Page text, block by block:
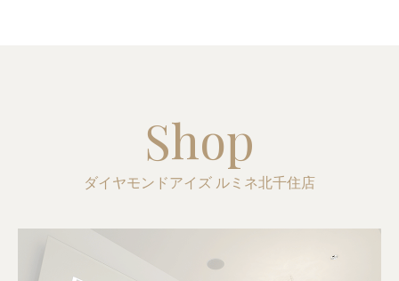
Shop
ダイヤモンドアイズ ルミネ北千住店